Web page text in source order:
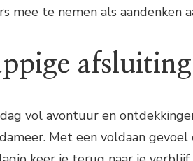
mee te nemen als aandenken
afsluiting
vol avontuur en
Met een voldaan gevoel